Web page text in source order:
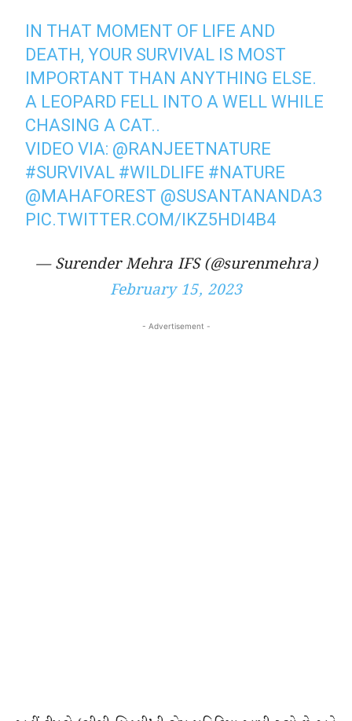
IN THAT MOMENT OF LIFE AND
DEATH, YOUR SURVIVAL IS MOST
IMPORTANT THAN ANYTHING ELSE.
A LEOPARD FELL INTO A WELL WHILE
CHASING A CAT..
VIDEO VIA: @RANJEETNATURE
#SURVIVAL #WILDLIFE #NATURE
@MAHAFOREST @SUSANTANANDA3
PIC.TWITTER.COM/IKZ5HDI4B4
— Surender Mehra IFS (@surenmehra)
February 15, 2023
- Advertisement -